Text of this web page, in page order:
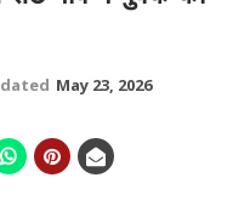
May 23, 2026